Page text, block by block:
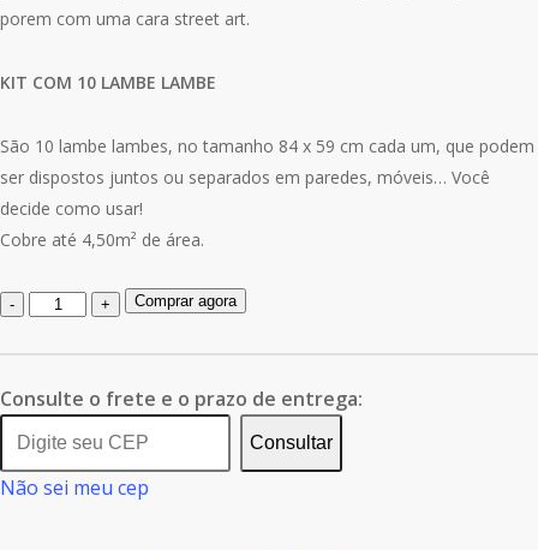
porem com uma cara street art.
KIT COM 10 LAMBE LAMBE
São 10 lambe lambes, no tamanho 84 x 59 cm cada um, que podem
ser dispostos juntos ou separados em paredes, móveis… Você
decide como usar!
Cobre até 4,50m² de área.
Quantidade
Lambe
Kit
Cartaz
Comprar agora
Consulte o frete e o prazo de entrega:
Consultar
Não sei meu cep